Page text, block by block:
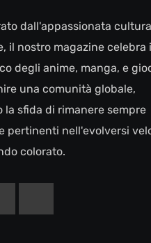
dall'appassionata
il nostro magazine celebra
degli anime, manga, e
una comunità globale,
la sfida di rimanere sempre
pertinenti nell'evolversi
colorato.